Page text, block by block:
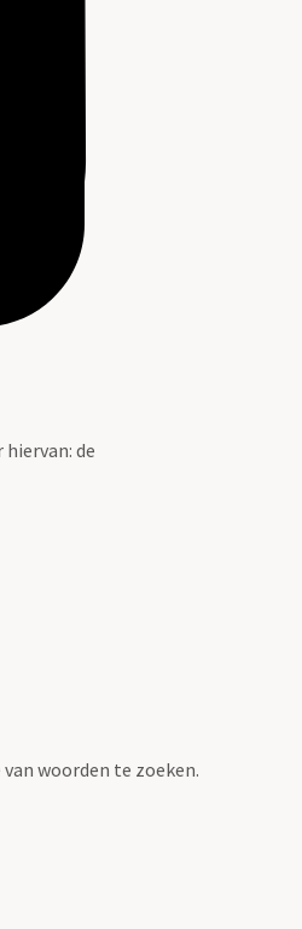
de
woorden te zoeken.